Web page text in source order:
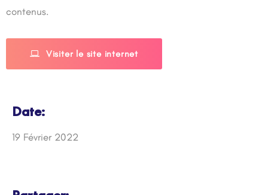
contenus.
Visiter le site internet
Date:
19 Février 2022